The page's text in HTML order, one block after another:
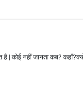
| कोई नहीं जानता कब?